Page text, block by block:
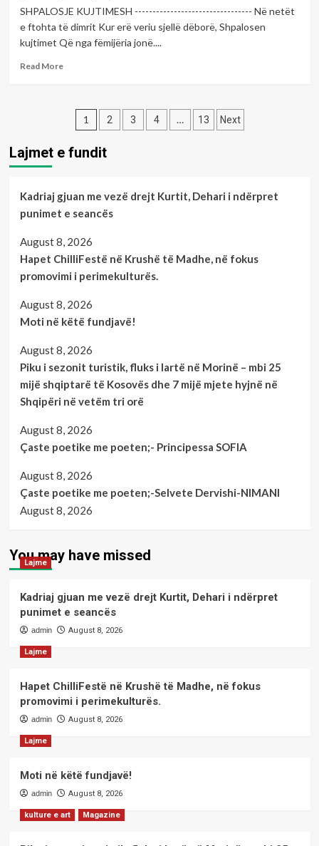
në
Mamushë:
për
SHPALOSJE KUJTIMESH --------------------------------- Në netët
e ftohta të dimrit Kur erë veriu sjellë dëborë, Shpalosen
kujtimet Që nga fëmijëria jonë....
Read MoreRead
poetike
poeten:
Xhevrije
Posts
pagination
1 2 3 4 … 13 Next
Lajmet e fundit
Kadriaj gjuan me vezë drejt Kurtit, Dehari i ndërpret
punimet e seancës
August 8, 2026
Hapet ChilliFestë në Krushë të Madhe, në fokus
promovimi i perimekulturës.
August 8, 2026
Moti në këtë fundjavë!
August 8, 2026
Piku i sezonit turistik, fluks i lartë në Morinë – mbi 25
mijë shqiptarë të Kosovës dhe 7 mijë mjete hyjnë në
Shqipëri në vetëm tri orë
August 8, 2026
Çaste poetike me poeten;- Principessa SOFIA
August 8, 2026
Çaste poetike me poeten;-Selvete Dervishi-NIMANI
August 8, 2026
You may have missed
Lajme
Kadriaj gjuan me vezë drejt Kurtit, Dehari i ndërpret
punimet e seancës
admin August 8, 2026
Lajme
Hapet ChilliFestë në Krushë të Madhe, në fokus
promovimi i perimekulturës.
admin August 8, 2026
Lajme
Moti në këtë fundjavë!
admin August 8, 2026
kulture e art Magazine